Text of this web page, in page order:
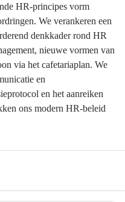
HR-principes vorm
We verankeren een
denkkader rond HR
nieuwe vormen van
via het cafetariaplan. We
en
en het aanreiken
ons modern HR-beleid